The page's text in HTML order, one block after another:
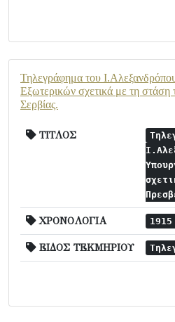
Τηλεγράφημα του
Εξωτερικών σχετικά με τη στάση
Σερβίας.
ΤΙΤΛΟΣ
ΧΡΟΝΟΛΟΓΙΑ
ΕΙΔΟΣ ΤΕΚΜΗΡΙΟΥ